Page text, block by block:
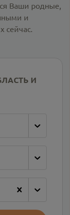
Ваши родные,
и
сейчас.
И